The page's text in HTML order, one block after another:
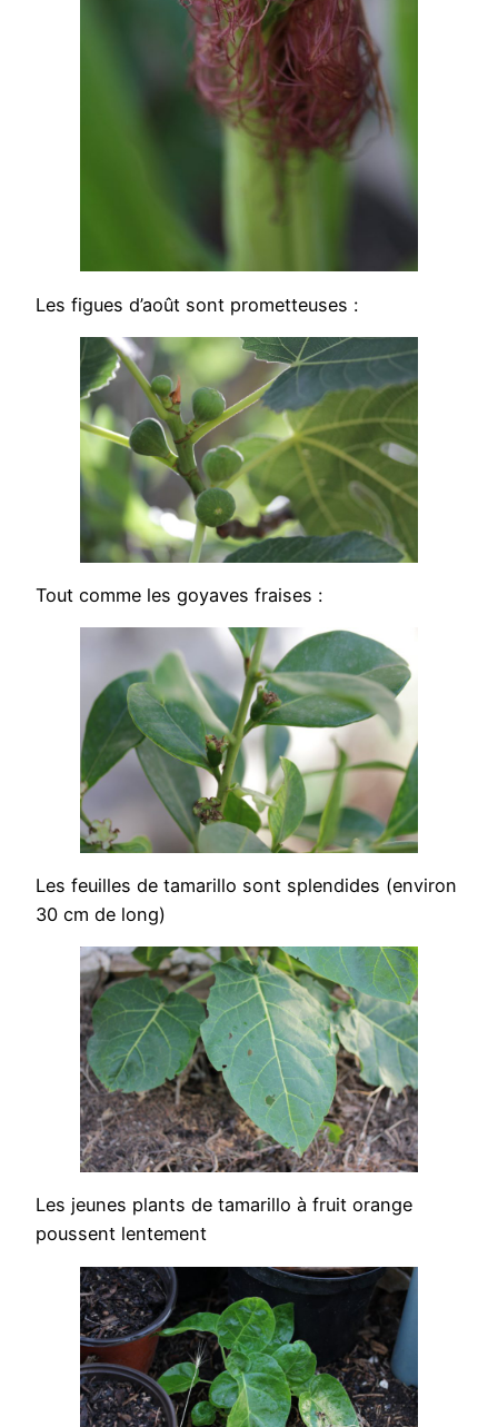
Les figues d’août sont prometteuses :
Tout comme les goyaves fraises :
Les feuilles de tamarillo sont splendides (environ
30 cm de long)
Les jeunes plants de tamarillo à fruit orange
poussent lentement